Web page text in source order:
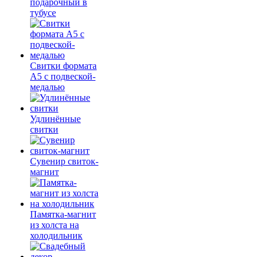
подарочный в
тубусе
Свитки формата
А5 с подвеской-
медалью
Удлинённые
свитки
Сувенир свиток-
магнит
Памятка-магнит
из холста на
холодильник